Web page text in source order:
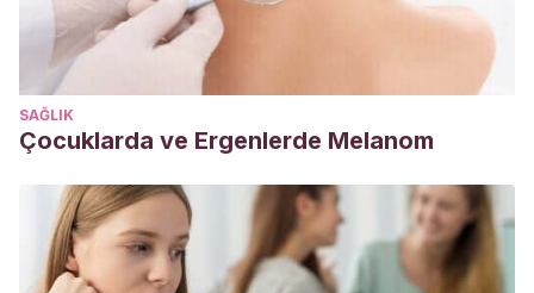
Corioamnionitis. InAnales del sistema sanitario de Navarra
(Vol. 32, pp. 105-119). Gobierno de Navarra. Departamento
de Salud.
http://scielo.isciii.es/pdf/asisna/v32s1/obstetricia3.pdf
(2009). Parto prematuro.
colombiana de pediatría,9(4), 10-9.
Protocolos SEGO.
(2004). Amenaza de parto prematuro.
Quirós, G., Piedra, R., Bolívar, M., & Solano, N.
(2016).
SAĞLIK
Çocuklarda ve Ergenlerde Melanom